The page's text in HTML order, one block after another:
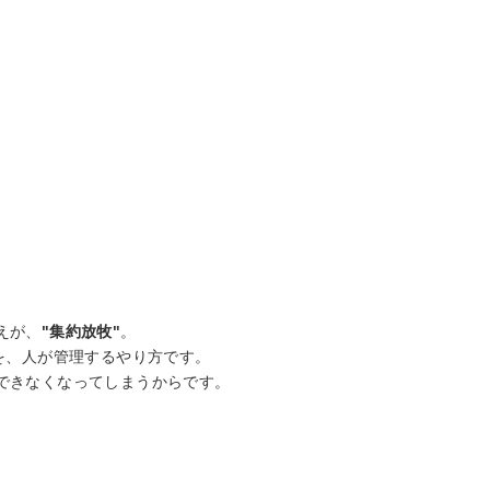
、 "集約放牧"。
人が管理するやり方です。
なくなってしまうからです。